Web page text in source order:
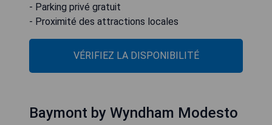
- Parking privé gratuit
- Proximité des attractions locales
VÉRIFIEZ LA DISPONIBILITÉ
Baymont by Wyndham Modesto